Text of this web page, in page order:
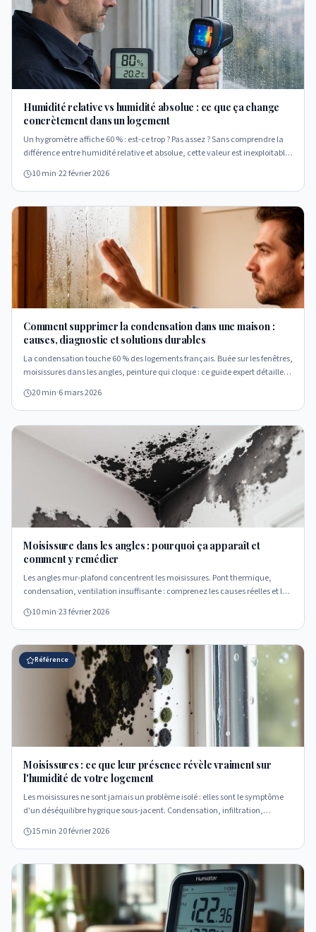
Humidité relative vs humidité absolue : ce que ça change
concrètement dans un logement
Un hygromètre affiche 60 % : est-ce trop ? Pas assez ? Sans comprendre la
différence entre humidité relative et absolue, cette valeur est inexploitable.
mesures.
10 min·22 février 2026
Comment supprimer la condensation dans une maison :
causes, diagnostic et solutions durables
La condensation touche 60 % des logements français. Buée sur les fenêtres,
moisissures dans les angles, peinture qui cloque : ce guide expert détaille
supprimer la condensation.
20 min·6 mars 2026
Moisissure dans les angles : pourquoi ça apparaît et
comment y remédier
Les angles mur-plafond concentrent les moisissures. Pont thermique,
condensation, ventilation insuffisante : comprenez les causes réelles et les
10 min·23 février 2026
Référence
Moisissures : ce que leur présence révèle vraiment sur
l'humidité de votre logement
Les moisissures ne sont jamais un problème isolé : elles sont le symptôme
d'un déséquilibre hygrique sous-jacent. Condensation, infiltration,
technique différente.
15 min·20 février 2026